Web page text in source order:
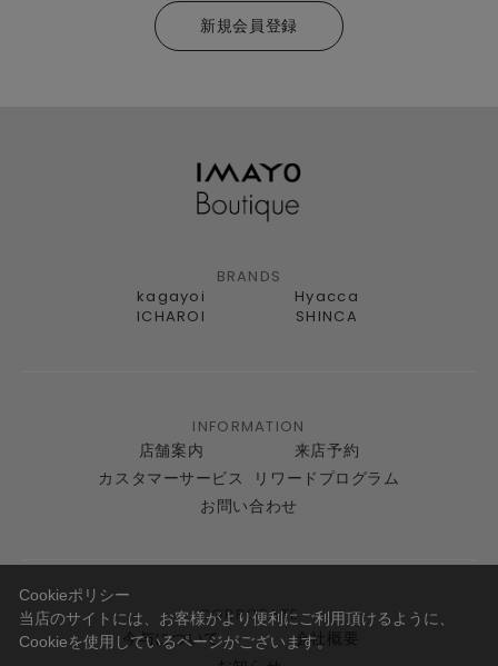
新規会員登録
BRANDS
kagayoi
Hyacca
ICHAROI
SHINCA
INFORMATION
店舗案内
来店予約
カスタマーサービス
リワードプログラム
お問い合わせ
CORPORATE
今与について
会社概要
Cookieポリシー
当店のサイトには、お客様がより便利にご利用頂けるように、
Cookieを使用しているページがございます。